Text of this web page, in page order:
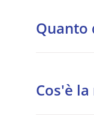
Quanto
quando
Cos'è